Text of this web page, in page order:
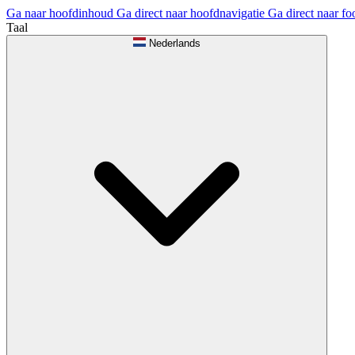
Ga naar hoofdinhoud Ga direct naar hoofdnavigatie Ga direct naar
Taal
Nederlands